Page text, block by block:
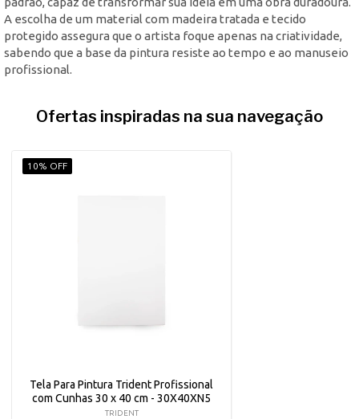
A escolha de um material com madeira tratada e tecido
protegido assegura que o artista foque apenas na criatividade,
sabendo que a base da pintura resiste ao tempo e ao manuseio
profissional.
Ofertas inspiradas na sua navegação
10% OFF
Tela Para Pintura Trident Profissional
com Cunhas 30 x 40 cm - 30X40XN5
TRIDENT